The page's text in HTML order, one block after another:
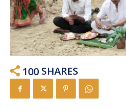
100 SHARES